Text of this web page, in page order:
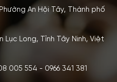
An Hội Tây, Thành phố
Lục Long, Tỉnh Tây Ninh, Việt
005 554 - 0966 341 381